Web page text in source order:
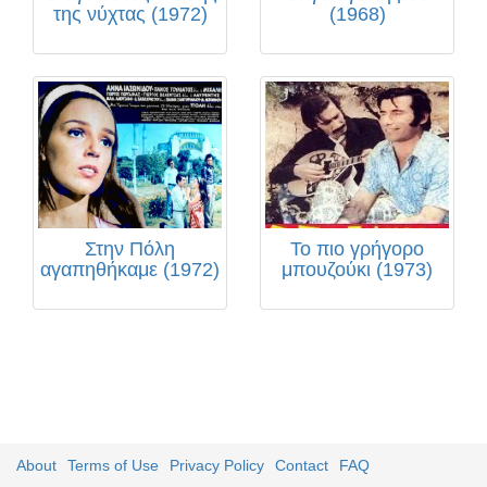
της νύχτας (1972)
(1968)
Στην Πόλη
αγαπηθήκαμε (1972)
Το πιο γρήγορο
μπουζούκι (1973)
About Terms of Use Privacy Policy Contact FAQ